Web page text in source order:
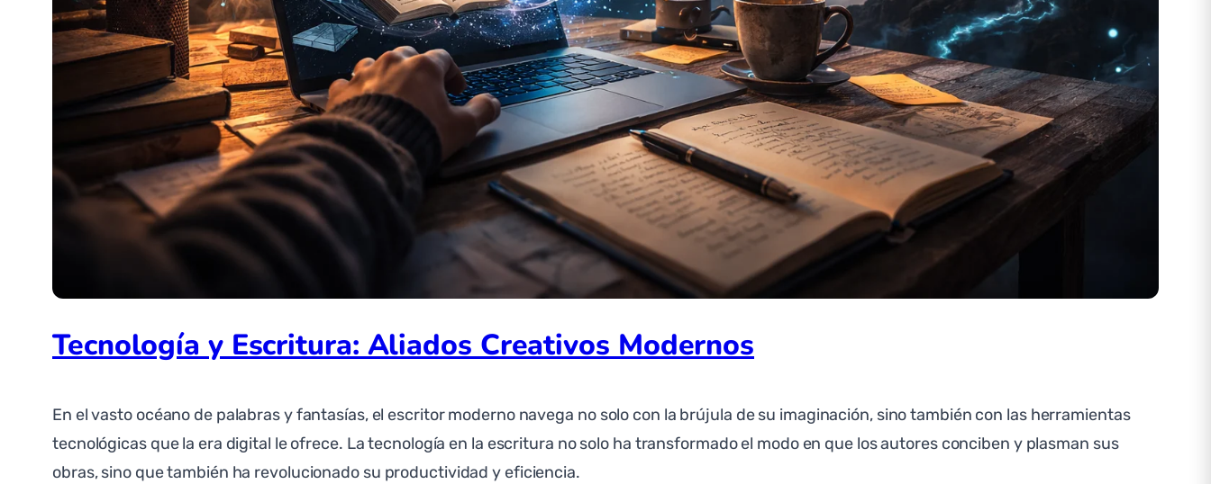
Tecnología y Escritura: Aliados Creativos Modernos
En el vasto océano de palabras y fantasías, el escritor moderno navega no solo con la brújula de su imaginación, sino también con las herramientas
tecnológicas que la era digital le ofrece. La tecnología en la escritura no solo ha transformado el modo en que los autores conciben y plasman sus
obras, sino que también ha revolucionado su productividad y eficiencia.